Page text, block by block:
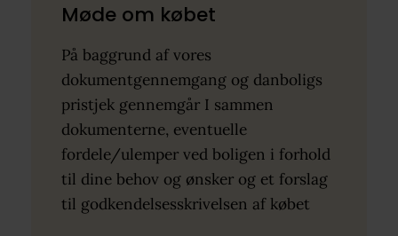
Møde om købet
På baggrund af vores
dokumentgennemgang og danboligs
pristjek gennemgår I sammen
dokumenterne, eventuelle
fordele/ulemper ved boligen i forhold
til dine behov og ønsker og et forslag
til godkendelsesskrivelsen af købet